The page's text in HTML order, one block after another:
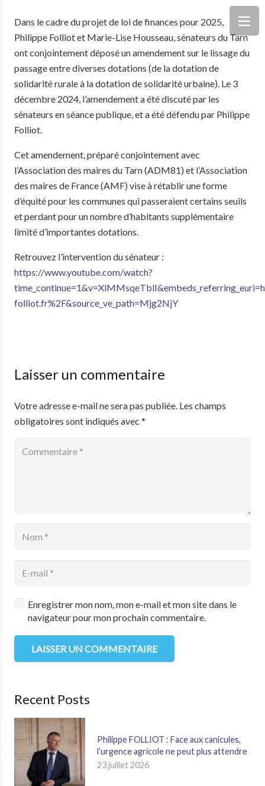
Dans le cadre du projet de loi de finances pour 2025,
Philippe Folliot et Marie-Lise Housseau, sénateurs du Tarn
ont conjointement déposé un amendement sur le lissage du
passage entre diverses dotations (de la dotation de
solidarité rurale à la dotation de solidarité urbaine). Le 3
décembre 2024, l’amendement a été discuté par les
sénateurs en séance publique, et a été défendu par Philippe
Folliot.
Cet amendement, préparé conjointement avec
l’Association des maires du Tarn (ADM81) et l’Association
des maires de France (AMF) vise à rétablir une forme
d’équité pour les communes qui passeraient certains seuils
et perdant pour un nombre d’habitants supplémentaire
limité d’importantes dotations.
Retrouvez l’intervention du sénateur :
https://www.youtube.com/watch?
folliot.fr%2F&source_ve_path=Mjg2NjY
Laisser un commentaire
Votre adresse e-mail ne sera pas publiée. Les champs
obligatoires sont indiqués avec *
Enregistrer mon nom, mon e-mail et mon site dans le
navigateur pour mon prochain commentaire.
LAISSER UN COMMENTAIRE
Recent Posts
Philippe FOLLIOT : Face aux canicules,
l’urgence agricole ne peut plus attendre
23 juillet 2026